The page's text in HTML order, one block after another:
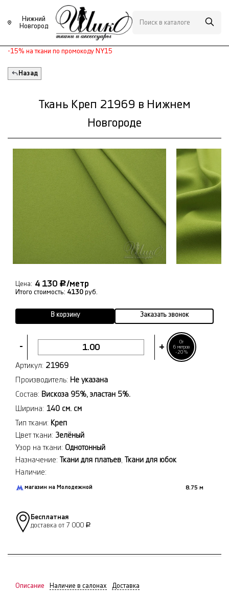
Нижний
Новгород
-15% на ткани по промокоду NY15
Назад
Ткань Креп 21969 в Нижнем
Новгороде
- +
От
6 метров
-20%
Цена: 4 130 Р/метр
Итого стоимость: 4130 руб.
В корзину Заказать звонок
Артикул: 21969
Производитель: Не указана
Состав: Вискоза 95%, эластан 5%.
Ширина: 140 см. см
Тип ткани: Креп
Цвет ткани: Зелёный
Узор на ткани: Однотонный
Назначение:
Ткани для платьев,
Ткани для юбок
Наличие:
магазин на Молодежной 8.75 м
Бесплатная
доставка от 7 000 Р
Описание Наличие в салонах Доставка